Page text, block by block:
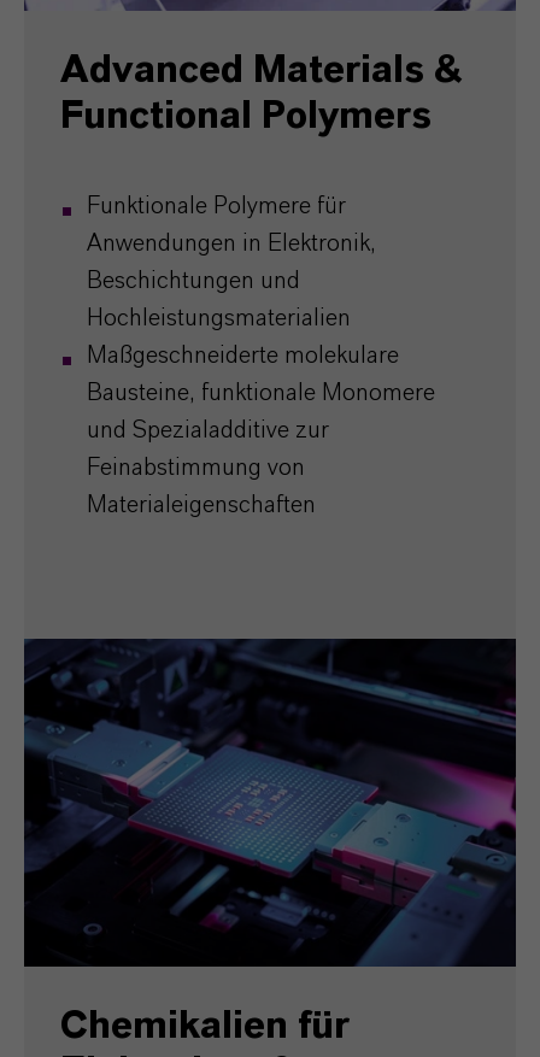
Advanced Materials &
Functional Polymers
Funktionale Polymere für
Anwendungen in Elektronik,
Beschichtungen und
Hochleistungsmaterialien
Maßgeschneiderte molekulare
Bausteine, funktionale Monomere
und Spezialadditive zur
Feinabstimmung von
Materialeigenschaften
Chemikalien für